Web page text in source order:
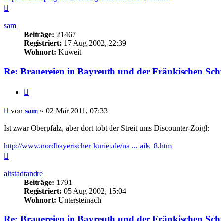
sam
Beiträge: 21467
Registriert: 17 Aug 2002, 22:39
Wohnort: Kuweit
Re: Brauereien in Bayreuth und der Fränkischen
Beitrag
von sam » 02 Mär 2011, 07:33
Ist zwar Oberpfalz, aber dort tobt der Streit ums Discounter-Zoigl:
http://www.nordbayerischer-kurier.de/na ... ails_8.htm
altstadtandre
Beiträge: 1791
Registriert: 05 Aug 2002, 15:04
Wohnort: Untersteinach
Re: Brauereien in Bayreuth und der Fränkischen